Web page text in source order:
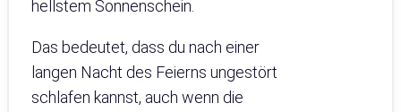
hellstem Sonnenschein.
Das bedeutet, dass du nach einer
langen Nacht des Feierns ungestört
schlafen kannst, auch wenn die